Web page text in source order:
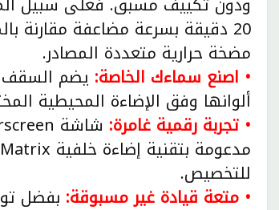
20 دقيقة بسرعة مضاعفة مقارنة
مضخة حرارية متعددة المصادر.
• اصنع سماءك الخاصة:
ألوانها وفق الإضاءة المحيطية
• تجربة رقمية غامرة:
للتخصيص.
• متعة قيادة غير مسبوقة: